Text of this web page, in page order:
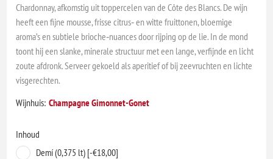
Chardonnay, afkomstig uit toppercelen van de Côte des Blancs. De wijn
heeft een fijne mousse, frisse citrus‑ en witte fruittonen, bloemige
aroma’s en subtiele brioche‑nuances door rijping op de lie. In de mond
toont hij een slanke, minerale structuur met een lange, verfijnde en licht
zoute afdronk. Serveer gekoeld als aperitief of bij zeevruchten en lichte
visgerechten.
Wijnhuis: Champagne Gimonnet-Gonet
Inhoud
Demí (0,375 lt) [-€18,00]